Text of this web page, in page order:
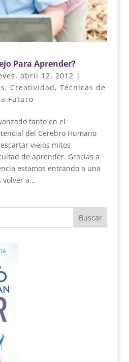
Para Aprender?
abril 12, 2012 |
, Creatividad, Técnicas de
Futuro
tanto en el
del Cerebro Humano
viejos mitos
de aprender. Gracias a
estamos entrando a una
volver a...